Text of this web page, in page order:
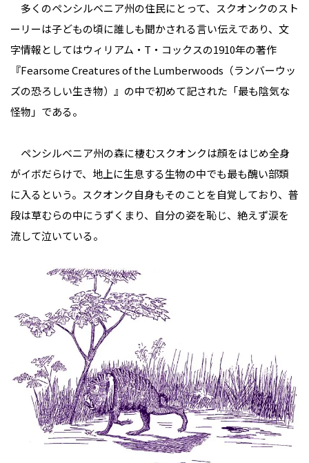
多くのペンシルベニア州の住民にとって、スクオンクのスト
ーリーは子どもの頃に誰しも聞かされる言い伝えであり、文
字情報としてはウィリアム・T・コックスの1910年の著作
『Fearsome Creatures of the Lumberwoods（ランバーウッ
ズの恐ろしい生き物）』の中で初めて記された「最も陰気な
怪物」である。
ペンシルベニア州の森に棲むスクオンクは顔をはじめ全身
がイボだらけで、地上に生息する生物の中でも最も醜い部類
に入るという。スクオンク自身もそのことを自覚しており、普
段は草むらの中にうずくまり、自分の姿を恥じ、絶えず涙を
流して泣いている。